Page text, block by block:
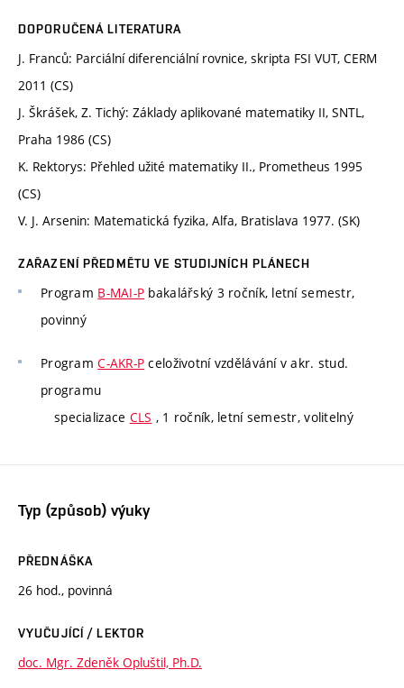
DOPORUČENÁ LITERATURA
J. Franců: Parciální diferenciální rovnice, skripta FSI VUT, CERM
2011 (CS)
J. Škrášek, Z. Tichý: Základy aplikované matematiky II, SNTL,
Praha 1986 (CS)
K. Rektorys: Přehled užité matematiky II., Prometheus 1995
(CS)
V. J. Arsenin: Matematická fyzika, Alfa, Bratislava 1977. (SK)
ZAŘAZENÍ PŘEDMĚTU VE STUDIJNÍCH PLÁNECH
Program B-MAI-P bakalářský 3 ročník, letní semestr,
povinný
ProgramC-AKR-P celoživotní vzdělávání v akr. stud.
programu
specializace CLS , 1 ročník, letní semestr, volitelný
Typ (způsob) výuky
PŘEDNÁŠKA
26 hod., povinná
VYUČUJÍCÍ / LEKTOR
doc. Mgr. Zdeněk Opluštil, Ph.D.